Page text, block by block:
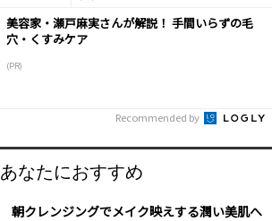
美容家・瀬戸麻実さんが解説！ 手間いらずの毛
穴・くすみケア
(PR)
Recommended by
あなたにおすすめ
朝クレンジングでメイク映えする潤い美肌へ